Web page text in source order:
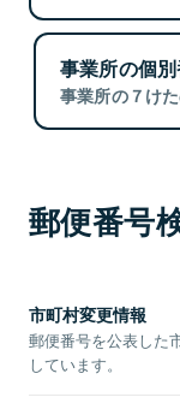
事業所の個
事業所の７け
郵便番号
市町村変更情報
郵便番号を公表した
しています。